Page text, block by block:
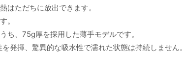
はただちに放出できます。
。
、75g厚を採用した薄手モデルです。
発揮、驚異的な吸水性で濡れた状態は持続しません。